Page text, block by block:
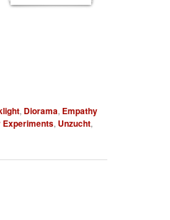
, Diorama, Empathy
Experiments, Unzucht,